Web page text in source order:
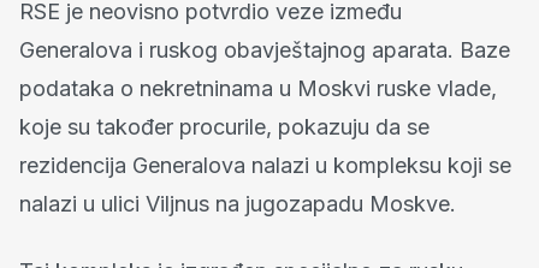
RSE je neovisno potvrdio veze između
Generalova i ruskog obavještajnog aparata. Baze
podataka o nekretninama u Moskvi ruske vlade,
koje su također procurile, pokazuju da se
rezidencija Generalova nalazi u kompleksu koji se
nalazi u ulici Viljnus na jugozapadu Moskve.